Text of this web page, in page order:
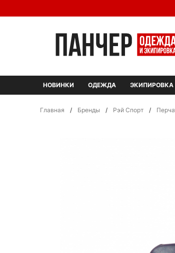
НОВИНКИ ОДЕЖДА ЭКИПИРОВКА
Главная / Бренды / Рэй Спорт /